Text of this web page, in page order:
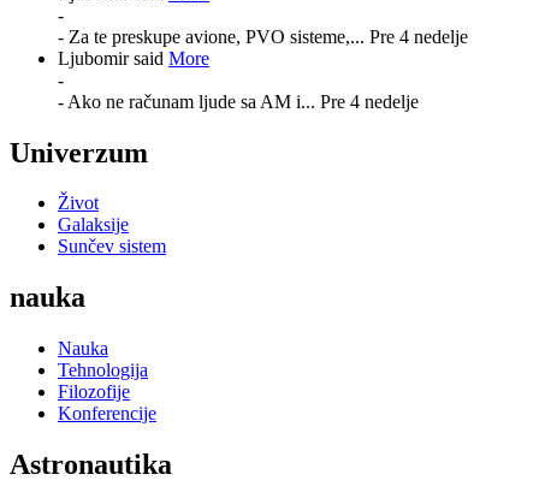
-
- Za te preskupe avione, PVO sisteme,... Pre 4 nedelje
Ljubomir said More
-
- Ako ne računam ljude sa AM i... Pre 4 nedelje
Univerzum
Život
Galaksije
Sunčev sistem
nauka
Nauka
Tehnologija
Filozofije
Konferencije
Astronautika